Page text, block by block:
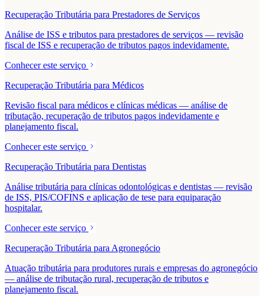
Recuperação Tributária para Prestadores de Serviços
Análise de ISS e tributos para prestadores de serviços — revisão
fiscal de ISS e recuperação de tributos pagos indevidamente.
Conhecer este serviço
Recuperação Tributária para Médicos
Revisão fiscal para médicos e clínicas médicas — análise de
tributação, recuperação de tributos pagos indevidamente e
planejamento fiscal.
Conhecer este serviço
Recuperação Tributária para Dentistas
Análise tributária para clínicas odontológicas e dentistas — revisão
de ISS, PIS/COFINS e aplicação de tese para equiparação
hospitalar.
Conhecer este serviço
Recuperação Tributária para Agronegócio
Atuação tributária para produtores rurais e empresas do agronegócio
— análise de tributação rural, recuperação de tributos e
planejamento fiscal.